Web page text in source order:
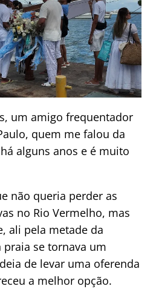
um amigo frequentador
quem me falou da
alguns anos e é muito
não queria perder as
no Rio Vermelho, mas
ali pela metade da
se tornava um
de levar uma oferenda
a melhor opção.